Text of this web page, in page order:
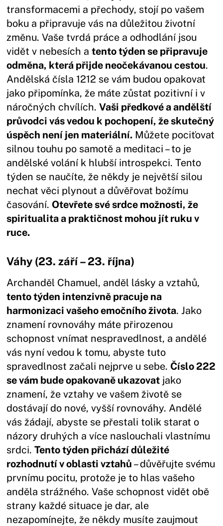
transformacemi a přechody, stojí po vašem
boku a připravuje vás na důležitou životní
změnu. Vaše tvrdá práce a odhodlání jsou
vidět v nebesích atento týden se připravuje
odměna, která přijde neočekávanou cestou.
Andělská čísla 1212 se vám budou opakovat
jako připomínka, že máte zůstat pozitivní i v
náročných chvílích.Vaši předkové a andělští
průvodci vás vedou k pochopení, že skutečný
úspěch není jen materiální. Můžete pociťovat
silnou touhu po samotě a meditaci – to je
andělské volání k hlubší introspekci. Tento
týden se naučíte, že někdy je největší silou
nechat věci plynout a důvěřovat božímu
časování. Otevřete své srdce možnosti, že
spiritualita a praktičnost mohou jít ruku v
ruce.
Váhy (23. září – 23. října)
Archanděl Chamuel, anděl lásky a vztahů,
tento týden intenzivně pracuje na
harmonizaci vašeho emočního života. Jako
znamení rovnováhy máte přirozenou
schopnost vnímat nespravedlnost, a andělé
vás nyní vedou k tomu, abyste tuto
spravedlnost začali nejprve u sebe. Číslo 222
se vám bude opakovaně ukazovat jako
znamení, že vztahy ve vašem životě se
dostávají do nové, vyšší rovnováhy. Andělé
vás žádají, abyste se přestali tolik starat o
názory druhých a více naslouchali vlastnímu
srdci.Tento týden přichází důležité
rozhodnutí v oblasti vztahů – důvěřujte svému
prvnímu pocitu, protože je to hlas vašeho
anděla strážného. Vaše schopnost vidět obě
strany každé situace je dar, ale
nezapomínejte, že někdy musíte zaujmout